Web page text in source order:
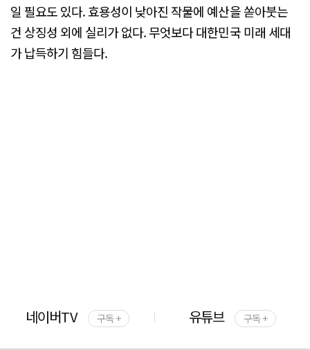
일 필요도 있다. 효용성이 낮아진 작물에 예산을 쏟아붓는
건 상징성 외에 실리가 없다. 무엇보다 대한민국 미래 세대
가 납득하기 힘들다.
네이버TV 구독 + 유튜브 구독 +